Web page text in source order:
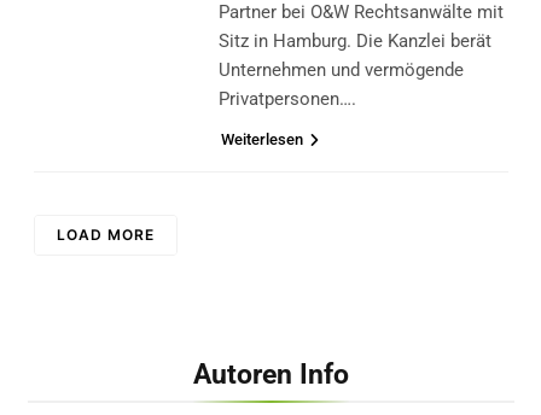
Partner bei O&W Rechtsanwälte mit
Sitz in Hamburg. Die Kanzlei berät
Unternehmen und vermögende
Privatpersonen….
Weiterlesen
LOAD MORE
Autoren Info